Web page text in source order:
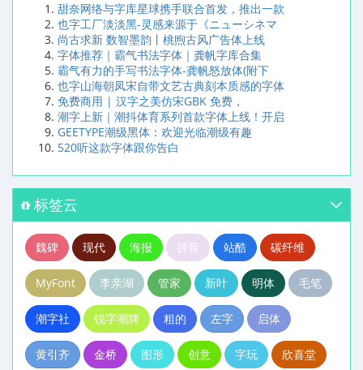
甜奈网络与字库星球携手联合首发，推出一款
也字工厂淡淡黑-灵感来源于《ニューシネマ
尚古求新 数智墨韵丨桃煦古风广告体上线
字体推荐｜霸气书法字体｜龚帆字库合集
霸气有力的手写书法字体-龚帆怒放体(附下
也字山海朝凤宋自带文艺古典刻本质感的字体
免费商用 | 汉字之美仿宋GBK 免费，
潮字上新｜潮抖体育系列首款字体上线！开启
GEETYPE潮级黑体：欢迎光临潮级有趣
520听这款字体跟你告白
标签云
魏碑 现代 海报 拼音 站酷 碳纤维
MyFont 李亲湖 管家 新叶 明体 毛笔
潮字社 锐字潮牌 粗的 左字 启体
黄引齐 金桥 图形 创意 字玩 欣喜堂